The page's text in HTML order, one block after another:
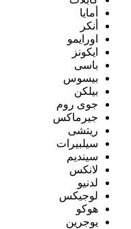
أمايا
أنكر
اورايمو
ايكونز
باسى
بيسوس
بيلكن
جوى روم
جيرماكس
ريتشى
سيلبيرات
سينديم
لانكس
لدنيو
لوجيكس
هوكو
يوجرين